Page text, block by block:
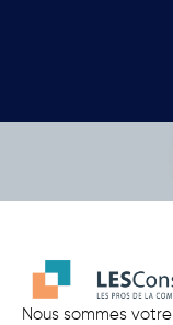
Nous sommes votre